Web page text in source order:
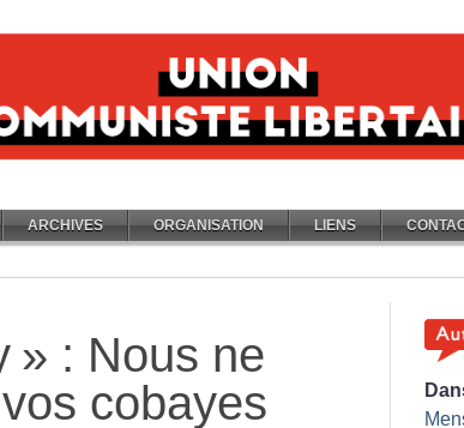
ARCHIVES ORGANISATION LIENS
» : Nous ne
cobayes